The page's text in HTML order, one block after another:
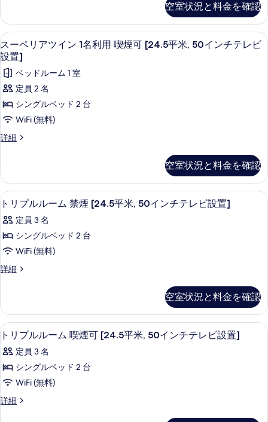
て
の
写
真
を
表
示
す
名
利
用
禁
煙
[24.5
平
米,
50
チ
テ
レ
ビ
設
置]
べ
て
の
写
真
を
表
ア
ツ
イ
ン
1
名
利
禁
煙
平
ン
チ
テ
レ
ビ
設
置]
の
詳
空室状況と料金を確認
ス
ー
ペ
リ
ア
ツ
イ
名
利
用
喫
煙
可
[24.5
50
イ
ン
チ
テ
レ
ビ
デスク、遮光カーテン、WiFi (無料)
14
スーペリアツイン 1名利用 喫煙可 [24.5平米, 50インチテレビ
設置]
ベッドルーム 1 室
定員 2 名
シングルベッド 2 台
WiFi (無料)
詳細
ス
ア
ツ
イ
名
用
喫
煙
平
米,
50
イ
ン
チ
テ
レ
ビ
設
空室状況と料金を確認
ト
リ
プ
ル
ー
禁
煙
[24.5
平
米,
50
イ
デスク、遮光カーテン、WiFi (無料)
13
トリプルルーム 禁煙 [24.5平米, 50インチテレビ設置]
定員 3 名
シングルベッド 2 台
WiFi (無料)
詳細
ト
ル
ー
ム
煙
[24.5
米,
50
イ
空室状況と料金を確認
ト
リ
プ
ル
ー
デスク、遮光カーテン、WiFi (無料)
13
トリプルルーム 喫煙可 [24.5平米, 50インチテレビ設置]
定員 3 名
シングルベッド 2 台
WiFi (無料)
詳細
ト